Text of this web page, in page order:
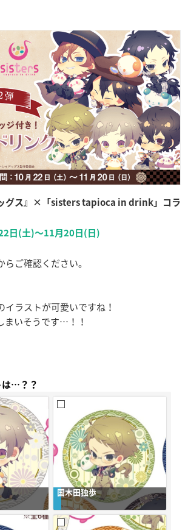
ッグス』×「sisters tapioca in drink」コラ
日(土)〜11月20日(日)
らご確認ください。
イラストが可愛いですね！
まいそうです…！！
は…？？
国木田独歩